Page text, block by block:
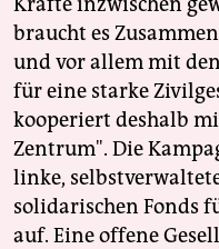
braucht es
und vor allem mit
für eine starke
kooperiert deshalb
Zentrum". Die
linke,
solidarischen Fonds
auf. Eine offene